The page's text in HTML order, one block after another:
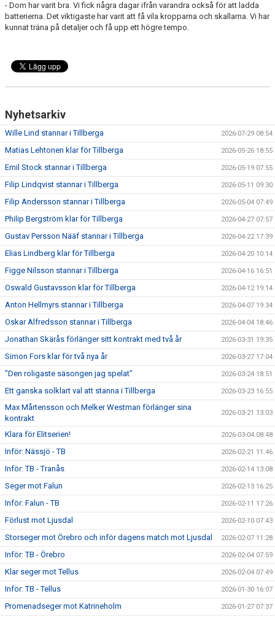
- Dom har varit bra. Vi fick några dagar ifrån varandra också för att ladda
batterierna. Det viktigaste har varit att få vila kropparna och skallarna. Vi har
kunnat träna på detaljer och få upp ett högre tempo.
Nyhetsarkiv
Wille Lind stannar i Tillberga 2026-07-29 08:54
Matias Lehtonen klar för Tillberga 2026-05-26 18:55
Emil Stock stannar i Tillberga 2026-05-19 07:55
Filip Lindqvist stannar i Tillberga 2026-05-11 09:30
Filip Andersson stannar i Tillberga 2026-05-04 07:49
Philip Bergström klar för Tillberga 2026-04-27 07:57
Gustav Persson Nääf stannar i Tillberga 2026-04-22 17:39
Elias Lindberg klar för Tillberga 2026-04-20 10:14
Figge Nilsson stannar i Tillberga 2026-04-16 16:51
Oswald Gustavsson klar för Tillberga 2026-04-12 19:14
Anton Hellmyrs stannar i Tillberga 2026-04-07 19:34
Oskar Alfredsson stannar i Tillberga 2026-04-04 18:46
Jonathan Skärås förlänger sitt kontrakt med två år 2026-03-31 19:35
Simon Fors klar för två nya år 2026-03-27 17:04
"Den roligaste säsongen jag spelat" 2026-03-24 18:51
Ett ganska solklart val att stanna i Tillberga 2026-03-23 16:55
Max Mårtensson och Melker Westman förlänger sina
kontrakt
2026-03-21 13:03
Klara för Elitserien! 2026-03-04 08:48
Inför: Nässjö - TB 2026-02-21 11:46
Inför: TB - Tranås 2026-02-14 13:08
Seger mot Falun 2026-02-13 16:25
Inför: Falun - TB 2026-02-11 17:26
Förlust mot Ljusdal 2026-02-10 07:43
Storseger mot Örebro och inför dagens match mot Ljusdal 2026-02-07 11:28
Inför: TB - Örebro 2026-02-04 07:59
Klar seger mot Tellus 2026-02-04 07:49
Inför: TB - Tellus 2026-01-30 16:07
Promenadseger mot Katrineholm 2026-01-27 07:37